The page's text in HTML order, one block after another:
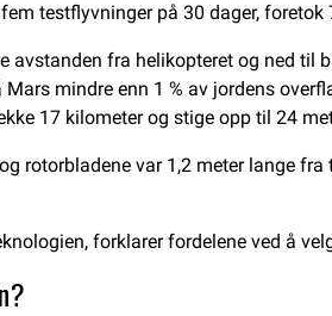
testflyvninger på 30 dager,
avstanden fra helikopteret og ned til
mindre enn 1 % av jordens
17 kilometer og stige opp til 24
rotorbladene var 1,2 meter lange
forklarer fordelene ved å